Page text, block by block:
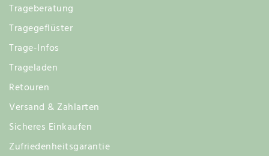
Trageberatung
Tragegeflüster
Trage-Infos
Trageladen
Retouren
Versand & Zahlarten
Sicheres Einkaufen
Zufriedenheitsgarantie